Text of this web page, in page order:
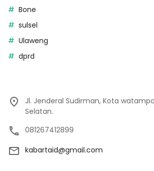
Bone
sulsel
Ulaweng
dprd
Jl. Jenderal Sudirman, Kota
Selatan.
081267412899
kabartaid@gmail.com